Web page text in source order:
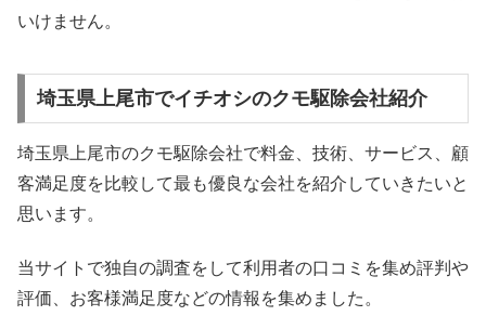
いけません。
埼玉県上尾市でイチオシのクモ駆除会社紹介
埼玉県上尾市のクモ駆除会社で料金、技術、サービス、顧
客満足度を比較して最も優良な会社を紹介していきたいと
思います。
当サイトで独自の調査をして利用者の口コミを集め評判や
評価、お客様満足度などの情報を集めました。